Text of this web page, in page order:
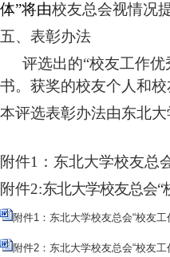
体”将由校友总会视情况
五、表彰办法
评选出的“校友工作优
书。获奖的校友个人和
本评选表彰办法由东北
附件1： 东北大学校友总
附件2:东北大学校友总会“
附件1：东北大学校友总会“校友
附件2：东北大学校友总会“校友